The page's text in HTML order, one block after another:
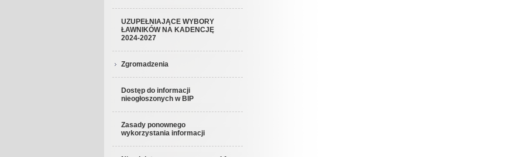
UZUPEŁNIAJĄCE WYBORY
ŁAWNIKÓW NA KADENCJĘ
2024-2027
Zgromadzenia
Dostęp do informacji
nieogłoszonych w BIP
Zasady ponownego
wykorzystania informacji